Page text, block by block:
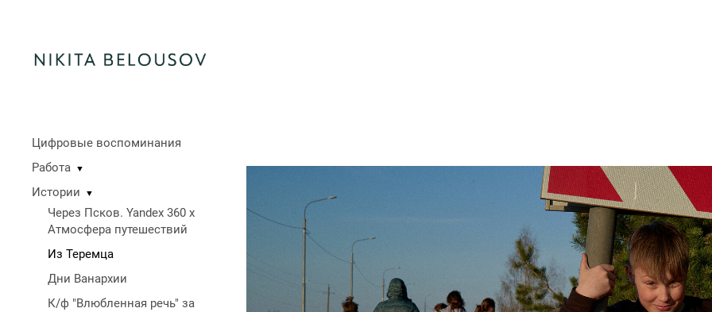
Цифровые воспоминания
Работа
▼
Истории ▼
Через Псков. Yandex 360 x
Атмосфера путешествий
Из Теремца
Дни Ванархии
К/ф "Влюбленная речь" за